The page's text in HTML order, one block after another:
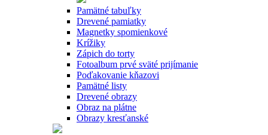
Pamätné tabuľky
Drevené pamiatky
Magnetky spomienkové
Krížiky
Zápich do torty
Fotoalbum prvé sväté prijímanie
Poďakovanie kňazovi
Pamätné listy
Drevené obrazy
Obraz na plátne
Obrazy kresťanské